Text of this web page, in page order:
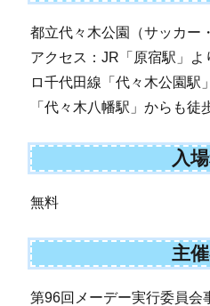
都立代々木公園（サッカー
アクセス：JR「原宿駅」よ
ロ千代田線「代々木公園駅
「代々木八幡駅」からも徒
入
無料
主
第96回メーデー実行委員会